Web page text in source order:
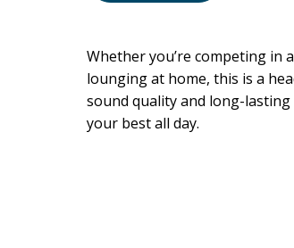
Whether you’re competing in
lounging at home, this is a
sound quality and long-
your best all day.